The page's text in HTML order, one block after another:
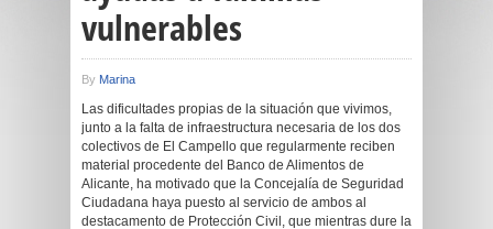
vulnerables
By Marina
Las dificultades propias de la situación que vivimos,
junto a la falta de infraestructura necesaria de los dos
colectivos de El Campello que regularmente reciben
material procedente del Banco de Alimentos de
Alicante, ha motivado que la Concejalía de Seguridad
Ciudadana haya puesto al servicio de ambos al
destacamento de Protección Civil, que mientras dure la